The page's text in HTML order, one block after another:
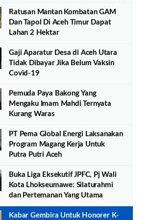
Ratusan Mantan Kombatan GAM
Dan Tapol Di Aceh Timur Dapat
Lahan 2 Hektar
Gaji Aparatur Desa di Aceh Utara
Tidak Dibayar Jika Belum Vaksin
Covid-19
Pemuda Paya Bakong Yang
Mengaku Imam Mahdi Ternyata
Kurang Waras
PT Pema Global Energi Laksanakan
Program Magang Kerja Untuk
Putra Putri Aceh
Buka Liga Eksekutif JPFC, Pj Wali
Kota Lhokseumawe: Silaturahmi
dan Pertemanan Yang Utama
Kabar Gembira Untuk Honorer K-